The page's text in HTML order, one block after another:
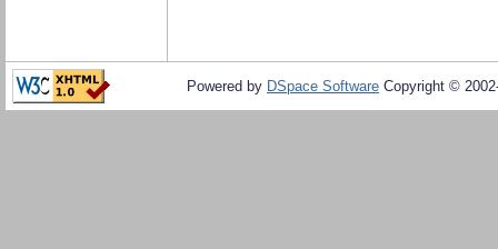
Powered by DSpace Software Copyright ©